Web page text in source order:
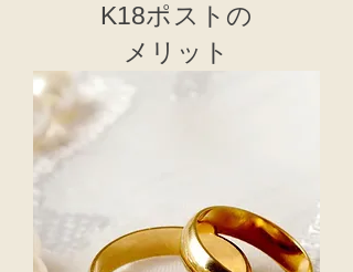
K18ポストの
メリット